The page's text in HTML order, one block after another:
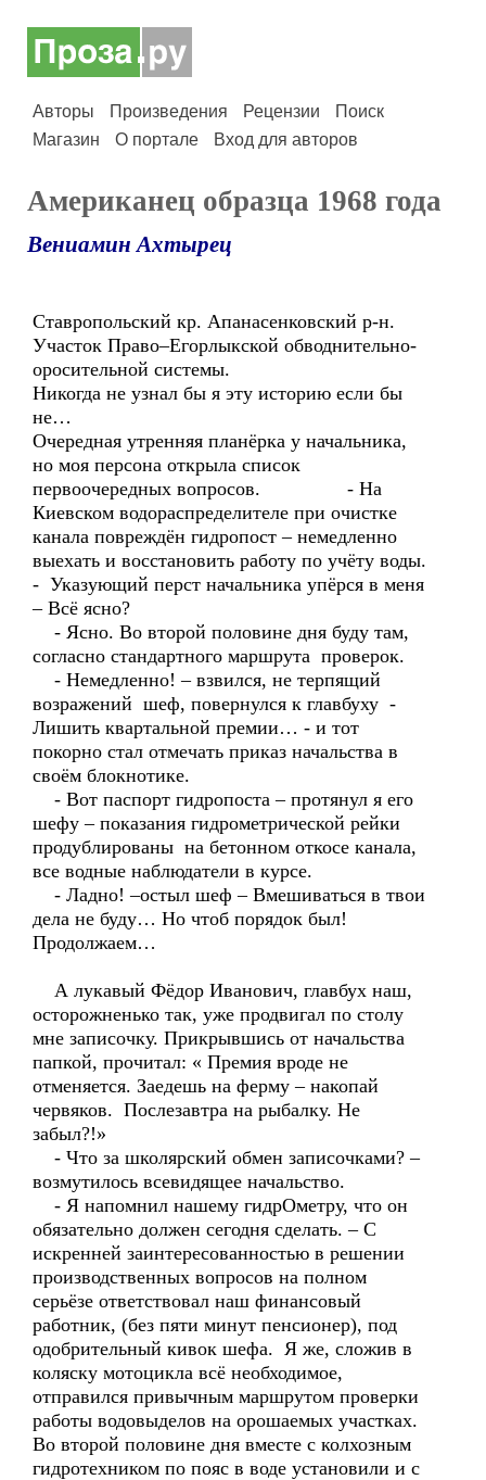
Авторы Произведения Рецензии
Поиск
Магазин
О портале Вход для авторов
Американец образца 1968 года
Вениамин Ахтырец
Ставропольский кр. Апанасенковский р-н.
Участок Право–Егорлыкской обводнительно-
оросительной системы.
Никогда не узнал бы я эту историю если бы
не…
Очередная утренняя планёрка у начальника,
но моя персона открыла список
первоочередных вопросов. - На
Киевском водораспределителе при очистке
канала повреждён гидропост – немедленно
выехать и восстановить работу по учёту воды.
- Указующий перст начальника упёрся в меня
– Всё ясно?
- Ясно. Во второй половине дня буду там,
согласно стандартного маршрута проверок.
- Немедленно! – взвился, не терпящий
возражений шеф, повернулся к главбуху -
Лишить квартальной премии… - и тот
покорно стал отмечать приказ начальства в
своём блокнотике.
- Вот паспорт гидропоста – протянул я его
шефу – показания гидрометрической рейки
продублированы на бетонном откосе канала,
все водные наблюдатели в курсе.
- Ладно! –остыл шеф – Вмешиваться в твои
дела не буду… Но чтоб порядок был!
Продолжаем…
А лукавый Фёдор Иванович, главбух наш,
осторожненько так, уже продвигал по столу
мне записочку. Прикрывшись от начальства
папкой, прочитал: « Премия вроде не
отменяется. Заедешь на ферму – накопай
червяков. Послезавтра на рыбалку. Не
забыл?!»
- Что за школярский обмен записочками? –
возмутилось всевидящее начальство.
- Я напомнил нашему гидрОметру, что он
обязательно должен сегодня сделать. – С
искренней заинтересованностью в решении
производственных вопросов на полном
серьёзе ответствовал наш финансовый
работник, (без пяти минут пенсионер), под
одобрительный кивок шефа. Я же, сложив в
коляску мотоцикла всё необходимое,
отправился привычным маршрутом проверки
работы водовыделов на орошаемых участках.
Во второй половине дня вместе с колхозным
гидротехником по пояс в воде установили и с